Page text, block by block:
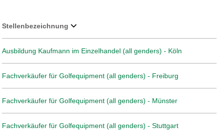
Stellenbezeichnung
Ausbildung Kaufmann im Einzelhandel (all genders) - Köln
Fachverkäufer für Golfequipment (all genders) - Freiburg
Fachverkäufer für Golfequipment (all genders) - Münster
Fachverkäufer für Golfequipment (all genders) - Stuttgart